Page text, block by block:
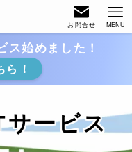
お問合せ MENU
ス始めました！
ら！
サービス